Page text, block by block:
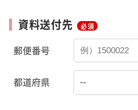
資料送付先 必須
郵便番号
都道府県